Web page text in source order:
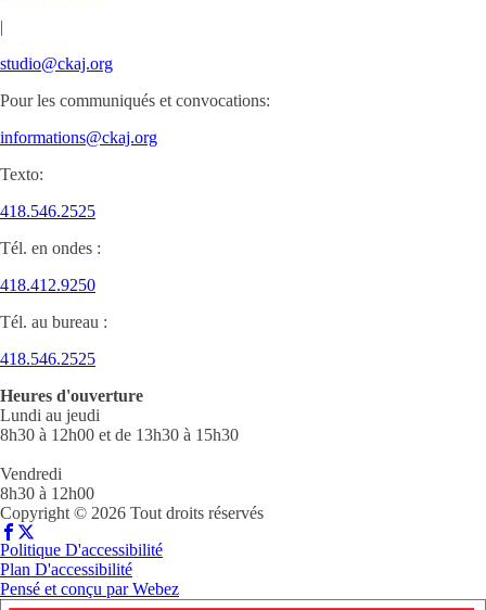
|
studio@ckaj.org
Pour les communiqués et convocations:
informations@ckaj.org
Texto:
418.546.2525
Tél. en ondes :
418.412.9250
Tél. au bureau :
418.546.2525
Heures d'ouverture
Lundi au jeudi
8h30 à 12h00 et de 13h30 à 15h30
Vendredi
8h30 à 12h00
Copyright © 2026 Tout droits réservés
Politique D'accessibilité
Plan D'accessibilité
Pensé et conçu parWebez